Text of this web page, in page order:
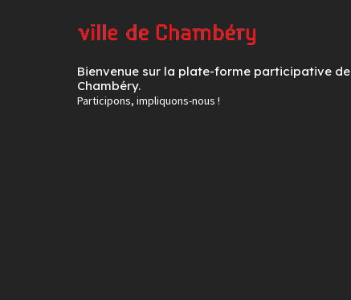
Bienvenue sur la plate-forme participative de
Chambéry.
Participons, impliquons-nous !